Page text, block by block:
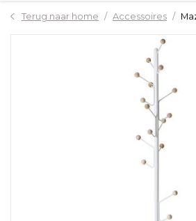
Terug naar home Accessoires